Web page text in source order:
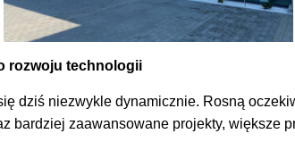
rozwoju technologii
dziś niezwykle dynamicznie. Rosną
bardziej zaawansowane projekty, większe